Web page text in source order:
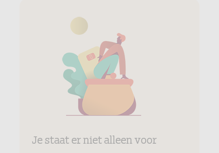
Je staat er niet alleen voor